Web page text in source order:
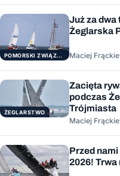
POMORSKI ZWIĄZEK ŻEGLARSKI
Już za
Żeglarska
Maciej
ŻEGLARSTWO
Zacięta
podczas
Trójmiasta
Maciej
Przed
2026! Trwa